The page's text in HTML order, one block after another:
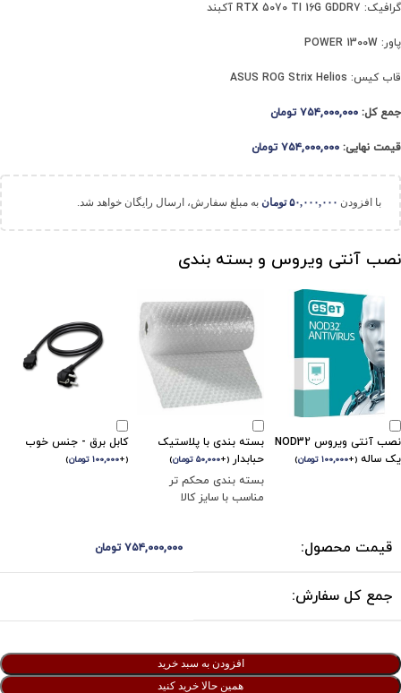
گرافیک: RTX 5070 TI 16G GDDR7 آکبند
پاور: POWER 1300W
قاب کیس: ASUS ROG Strix Helios
جمع کل: ۷۵۴,۰۰۰,۰۰۰ تومان
قیمت نهایی: ۷۵۴,۰۰۰,۰۰۰ تومان
با افزودن ۵۰,۰۰۰,۰۰۰ تومان به مبلغ سفارش، ارسال رایگان خواهد شد.
نصب آنتی ویروس و بسته بندی
نصب آنتی ویروس NOD32
یک ساله (
+۱۰۰,۰۰۰ تومان)
بسته بندی با پلاستیک
حبابدار (
+۵۰,۰۰۰ تومان)
بسته بندی محکم تر
مناسب با سایز کالا
کابل برق - جنس خوب
(
+۱۰۰,۰۰۰ تومان)
قیمت محصول: ۷۵۴,۰۰۰,۰۰۰ تومان
جمع کل سفارش:
افزودن به سبد خرید
همین حالا خرید کنید